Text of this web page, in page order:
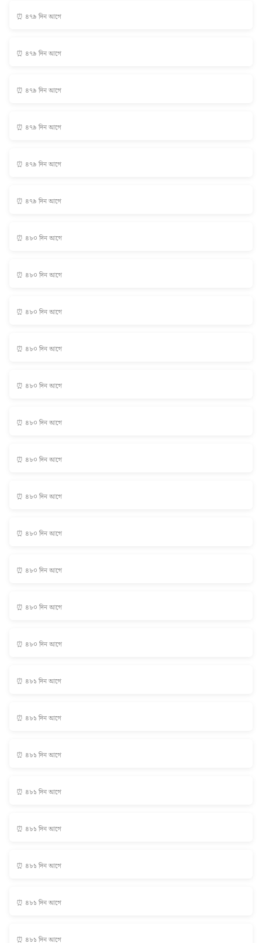
⏰ ৪৭৯ দিন আগে
⏰ ৪৭৯ দিন আগে
⏰ ৪৭৯ দিন আগে
⏰ ৪৭৯ দিন আগে
⏰ ৪৭৯ দিন আগে
⏰ ৪৭৯ দিন আগে
⏰ ৪৮০ দিন আগে
⏰ ৪৮০ দিন আগে
⏰ ৪৮০ দিন আগে
⏰ ৪৮০ দিন আগে
⏰ ৪৮০ দিন আগে
⏰ ৪৮০ দিন আগে
⏰ ৪৮০ দিন আগে
⏰ ৪৮০ দিন আগে
⏰ ৪৮০ দিন আগে
⏰ ৪৮০ দিন আগে
⏰ ৪৮০ দিন আগে
⏰ ৪৮০ দিন আগে
⏰ ৪৮১ দিন আগে
⏰ ৪৮১ দিন আগে
⏰ ৪৮১ দিন আগে
⏰ ৪৮১ দিন আগে
⏰ ৪৮১ দিন আগে
⏰ ৪৮১ দিন আগে
⏰ ৪৮১ দিন আগে
⏰ ৪৮১ দিন আগে